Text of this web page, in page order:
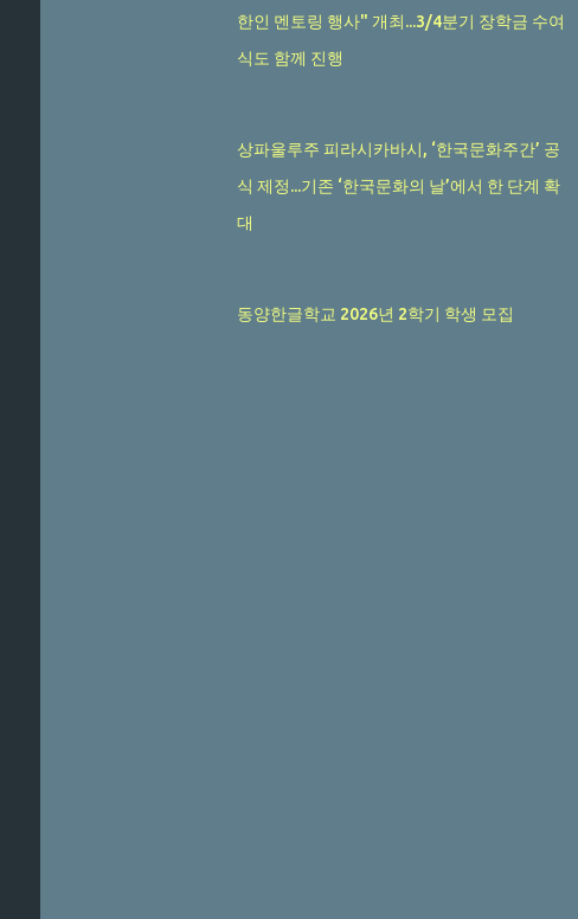
한인 멘토링 행사" 개최...3/4분기 장학금 수여
식도 함께 진행
상파울루주 피라시카바시, ‘한국문화주간’ 공
식 제정...기존 ‘한국문화의 날’에서 한 단계 확
대
동양한글학교 2026년 2학기 학생 모집